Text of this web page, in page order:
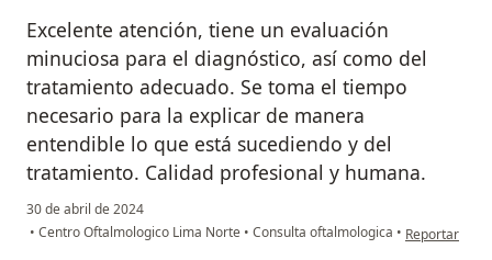
Excelente atención, tiene un evaluación
minuciosa para el diagnóstico, así como del
tratamiento adecuado. Se toma el tiempo
necesario para la explicar de manera
entendible lo que está sucediendo y del
tratamiento. Calidad profesional y humana.
30 de abril de 2024
• Centro Oftalmologico Lima Norte • Consulta oftalmologica • en opinión
Reportar